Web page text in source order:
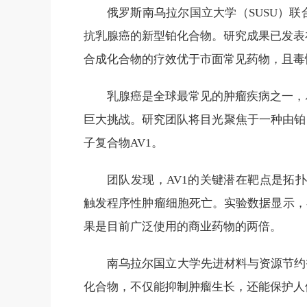
俄罗斯南乌拉尔国立大学（SUSU）
抗乳腺癌的新型铂化合物。研究成果已发
合成化合物的疗效优于市面常见药物，且
乳腺癌是全球最常见的肿瘤疾病之一
巨大挑战。研究团队将目光聚焦于一种由
子复合物AV1。
团队发现，AV1的关键潜在靶点是拓
触发程序性肿瘤细胞死亡。实验数据显示
果是目前广泛使用的商业药物的两倍。
南乌拉尔国立大学先进材料与资源节
化合物，不仅能抑制肿瘤生长，还能保护